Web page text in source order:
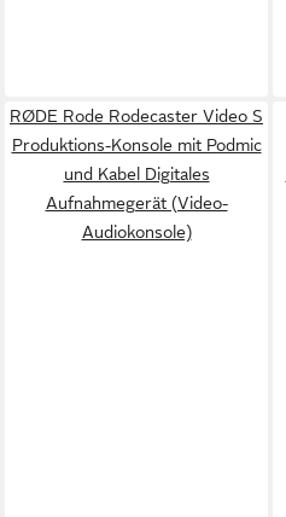
RØDE Rode Rodecaster Video S
Produktions-Konsole mit Podmic
und Kabel Digitales
Aufnahmegerät (Video-
Audiokonsole)